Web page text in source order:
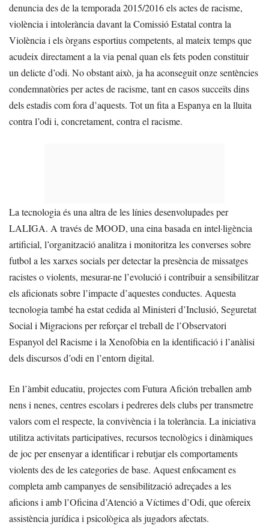
denuncia des de la temporada 2015/2016 els actes de racisme,
violència i intolerància davant la Comissió Estatal contra la
Violència i els òrgans esportius competents, al mateix temps que
acudeix directament a la via penal quan els fets poden constituir
un delicte d’odi. No obstant això, ja ha aconseguit onze sentències
condemnatòries per actes de racisme, tant en casos succeïts dins
dels estadis com fora d’aquests. Tot un fita a Espanya en la lluita
contra l’odi i, concretament, contra el racisme.
La tecnologia és una altra de les línies desenvolupades per
LALIGA. A través de MOOD, una eina basada en intel·ligència
artificial, l’organització analitza i monitoritza les converses sobre
futbol a les xarxes socials per detectar la presència de missatges
racistes o violents, mesurar-ne l’evolució i contribuir a sensibilitzar
els aficionats sobre l’impacte d’aquestes conductes. Aquesta
tecnologia també ha estat cedida al Ministeri d’Inclusió, Seguretat
Social i Migracions per reforçar el treball de l’Observatori
Espanyol del Racisme i la Xenofòbia en la identificació i l’anàlisi
dels discursos d’odi en l’entorn digital.
En l’àmbit educatiu, projectes com Futura Afición treballen amb
nens i nenes, centres escolars i pedreres dels clubs per transmetre
valors com el respecte, la convivència i la tolerància. La iniciativa
utilitza activitats participatives, recursos tecnològics i dinàmiques
de joc per ensenyar a identificar i rebutjar els comportaments
violents des de les categories de base. Aquest enfocament es
completa amb campanyes de sensibilització adreçades a les
aficions i amb l’Oficina d’Atenció a Víctimes d’Odi, que ofereix
assistència jurídica i psicològica als jugadors afectats.